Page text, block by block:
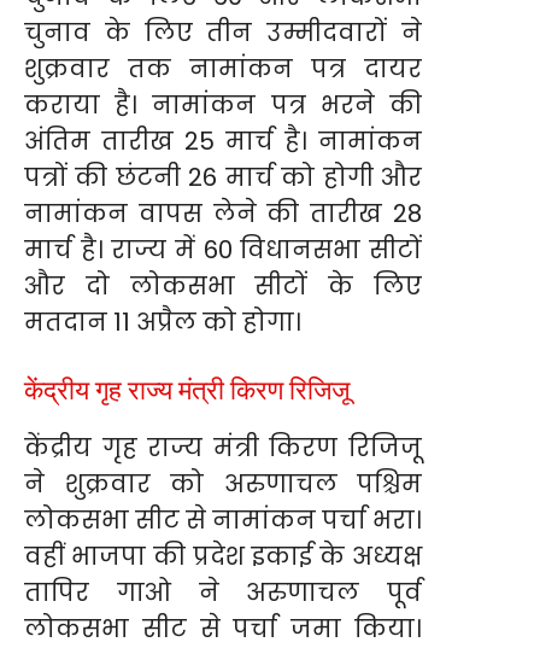
चुनाव के लिए तीन उम्मीदवारों ने
शुक्रवार तक नामांकन पत्र दायर
कराया है। नामांकन पत्र भरने की
अंतिम तारीख 25 मार्च है। नामांकन
पत्रों की छंटनी 26 मार्च को होगी और
नामांकन वापस लेने की तारीख 28
मार्च है। राज्य में 60 विधानसभा सीटों
और दो लोकसभा सीटों के लिए
मतदान 11 अप्रैल को होगा।
केंद्रीय गृह राज्य मंत्री किरण रिजिजू
केंद्रीय गृह राज्य मंत्री किरण रिजिजू
ने शुक्रवार को अरुणाचल पश्चिम
लोकसभा सीट से नामांकन पर्चा भरा।
वहीं भाजपा की प्रदेश इकाई के अध्यक्ष
तापिर गाओ ने अरुणाचल पूर्व
लोकसभा सीट से पर्चा जमा किया।